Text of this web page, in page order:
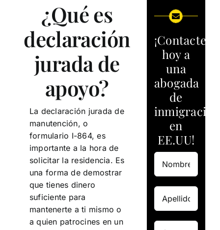
¿Qué es
declaración
jurada de
apoyo?
La declaración jurada de
manutención, o
formulario I-864, es
importante a la hora de
solicitar la residencia. Es
una forma de demostrar
que tienes dinero
suficiente para
mantenerte a ti mismo o
a quien patrocines en un
¡Contacte
hoy a
una
abogada
de
inmigración
en
EE.UU!